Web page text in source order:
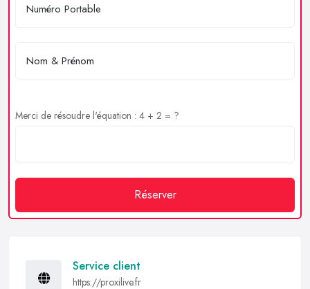
Merci de résoudre l'équation : 4 + 2 = ?
Réserver
Service client
https://proxilive.fr